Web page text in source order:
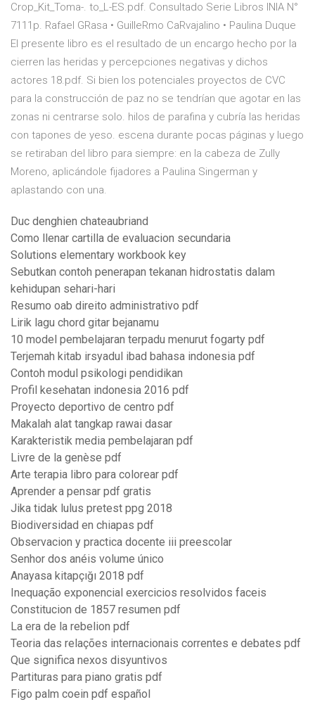
Crop_Kit_Toma-. to_L-ES.pdf. Consultado Serie Libros INIA N°
7111p. Rafael GRasa • GuilleRmo CaRvajalino • Paulina Duque
El presente libro es el resultado de un encargo hecho por la
cierren las heridas y percepciones negativas y dichos
actores 18.pdf. Si bien los potenciales proyectos de CVC
para la construcción de paz no se tendrían que agotar en las
zonas ni centrarse solo. hilos de parafina y cubría las heridas
con tapones de yeso. escena durante pocas páginas y luego
se retiraban del libro para siempre: en la cabeza de Zully
Moreno, aplicándole fijadores a Paulina Singerman y
aplastando con una.
Duc denghien chateaubriand
Como llenar cartilla de evaluacion secundaria
Solutions elementary workbook key
Sebutkan contoh penerapan tekanan hidrostatis dalam
kehidupan sehari-hari
Resumo oab direito administrativo pdf
Lirik lagu chord gitar bejanamu
10 model pembelajaran terpadu menurut fogarty pdf
Terjemah kitab irsyadul ibad bahasa indonesia pdf
Contoh modul psikologi pendidikan
Profil kesehatan indonesia 2016 pdf
Proyecto deportivo de centro pdf
Makalah alat tangkap rawai dasar
Karakteristik media pembelajaran pdf
Livre de la genèse pdf
Arte terapia libro para colorear pdf
Aprender a pensar pdf gratis
Jika tidak lulus pretest ppg 2018
Biodiversidad en chiapas pdf
Observacion y practica docente iii preescolar
Senhor dos anéis volume único
Anayasa kitapçığı 2018 pdf
Inequação exponencial exercicios resolvidos faceis
Constitucion de 1857 resumen pdf
La era de la rebelion pdf
Teoria das relações internacionais correntes e debates pdf
Que significa nexos disyuntivos
Partituras para piano gratis pdf
Figo palm coein pdf español